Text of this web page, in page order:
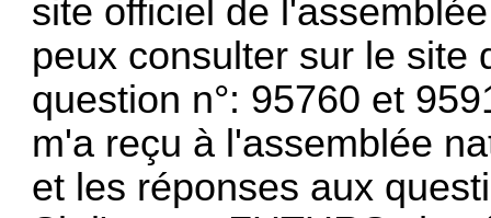
site officiel de
peux consulter sur le site
question n°: 95760 et
m'a reçu à l'assemblée
et les réponses aux